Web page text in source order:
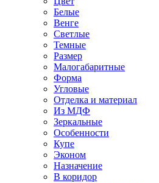
Белые
Венге
Светлые
Темные
Размер
Малогабаритные
Форма
Угловые
Отделка и материал
Из МДФ
Зеркальные
Особенности
Купе
Эконом
Назначение
В коридор